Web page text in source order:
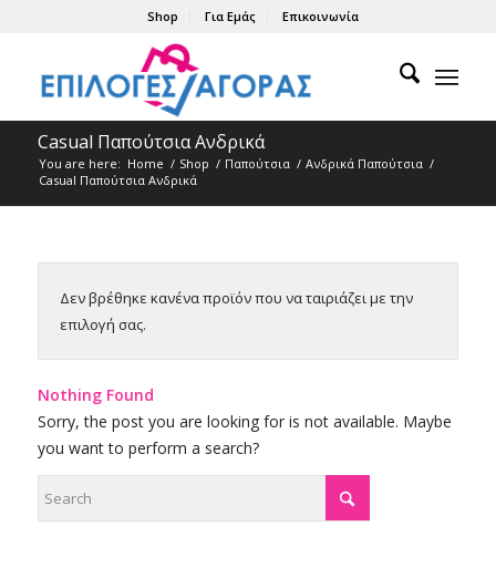
Shop Για Εμάς Επικοινωνία
Casual Παπούτσια Ανδρικά
You are here: Home / Shop / Παπούτσια / Ανδρικά Παπούτσια /
Casual Παπούτσια Ανδρικά
Δεν βρέθηκε κανένα προϊόν που να ταιριάζει με την
επιλογή σας.
Nothing Found
Sorry, the post you are looking for is not available. Maybe
you want to perform a search?